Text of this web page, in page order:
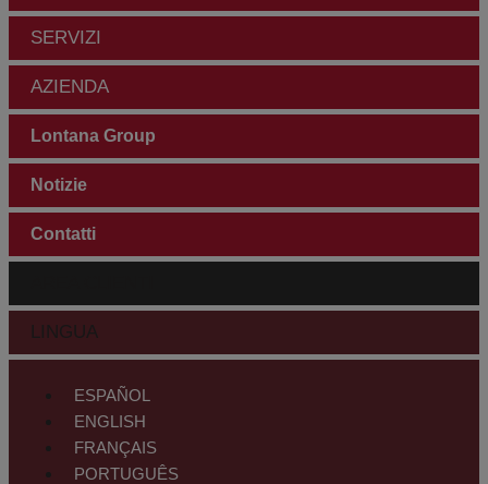
SERVIZI
AZIENDA
Lontana Group
Notizie
Contatti
LINGUA
ESPAÑOL
ENGLISH
FRANÇAIS
PORTUGUÊS